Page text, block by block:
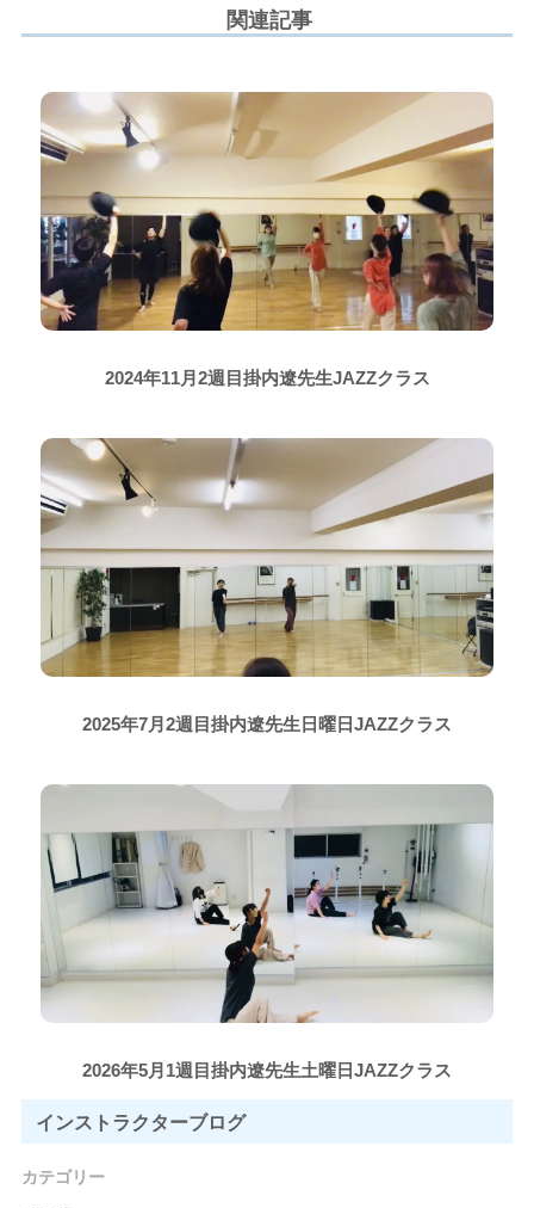
関連記事
2024年11月2週目掛内遼先生JAZZクラス
2025年7月2週目掛内遼先生日曜日JAZZクラス
2026年5月1週目掛内遼先生土曜日JAZZクラス
インストラクターブログ
カテゴリー